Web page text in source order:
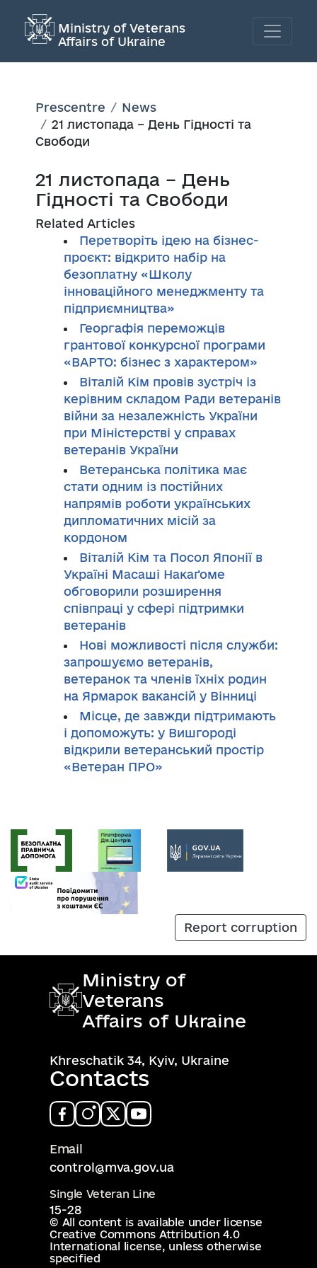
Ministry of Veterans
Affairs of Ukraine
Prescentre
News
21 листопада – День Гідності та
Свободи
21 листопада – День
Гідності та Свободи
Related Articles
Перетворіть ідею на бізнес-
проєкт: відкрито набір на
безоплатну «Школу
інноваційного менеджменту та
підприємництва»
Георгафія переможців
грантової конкурсної програми
«ВАРТО: бізнес з характером»
Віталій Кім провів зустріч із
керівним складом Ради ветеранів
війни за незалежність України
при Міністерстві у справах
ветеранів України
Ветеранська політика має
стати одним із постійних
напрямів роботи українських
дипломатичних місій за
кордоном
Віталій Кім та Посол Японії в
Україні Масаші Накаґоме
обговорили розширення
співпраці у сфері підтримки
ветеранів
Нові можливості після служби:
запрошуємо ветеранів,
ветеранок та членів їхніх родин
на Ярмарок вакансій у Вінниці
Місце, де завжди підтримають
і допоможуть: у Вишгороді
відкрили ветеранський простір
«Ветеран ПРО»
Report corruption
Ministry of
Veterans
Affairs of Ukraine
Khreschatik 34, Kyiv, Ukraine
Contacts
Email
control@mva.gov.ua
Single Veteran Line
15-28
© All content is available under license
Creative Commons Attribution 4.0
International license, unless otherwise
specified